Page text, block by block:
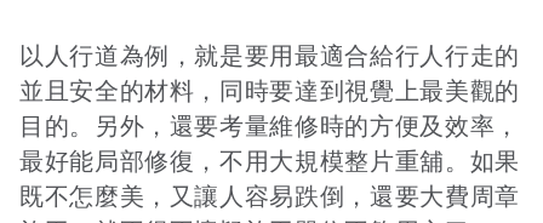
以人行道為例，就是要用最適合給行人行走的
並且安全的材料，同時要達到視覺上最美觀的
目的。另外，還要考量維修時的方便及效率，
最好能局部修復，不用大規模整片重舖。如果
既不怎麼美，又讓人容易跌倒，還要大費周章